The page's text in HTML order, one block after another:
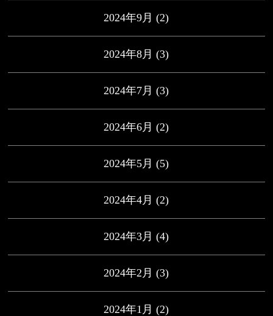
2024年9月 (2)
2024年8月 (3)
2024年7月 (3)
2024年6月 (2)
2024年5月 (5)
2024年4月 (2)
2024年3月 (4)
2024年2月 (3)
2024年1月 (2)